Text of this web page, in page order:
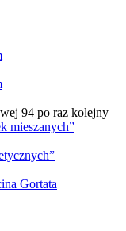
94 po raz kolejny
mieszanych”
Gortata